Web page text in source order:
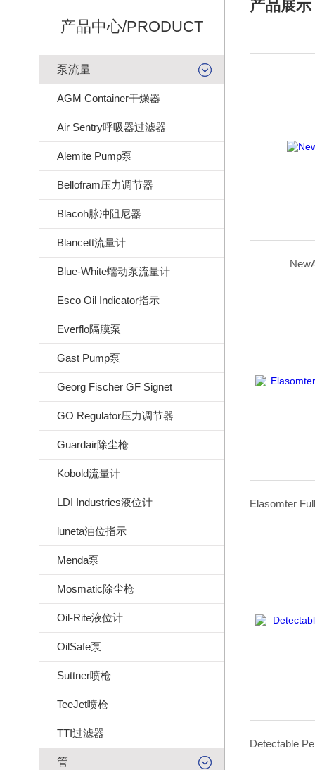
产品中心/PRODUCT
泵流量
AGM Container干燥器
Air Sentry呼吸器过滤器
Alemite Pump泵
Bellofram压力调节器
Blacoh脉冲阻尼器
Blancett流量计
Blue-White蠕动泵流量计
Esco Oil Indicator指示
Everflo隔膜泵
Gast Pump泵
Georg Fischer GF Signet
GO Regulator压力调节器
Guardair除尘枪
Kobold流量计
LDI Industries液位计
luneta油位指示
Menda泵
Mosmatic除尘枪
Oil-Rite液位计
OilSafe泵
Suttner喷枪
TeeJet喷枪
TTI过滤器
管
产品展示